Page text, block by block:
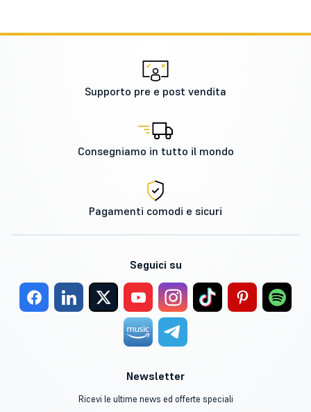
Supporto pre e post vendita
Consegniamo in tutto il mondo
Pagamenti comodi e sicuri
Seguici su
Newsletter
Ricevi le ultime news ed offerte speciali